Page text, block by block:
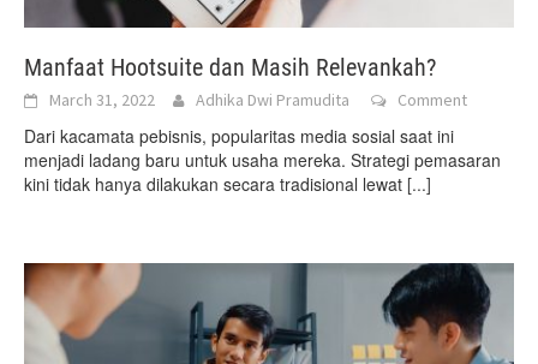
Manfaat Hootsuite dan Masih Relevankah?
March 31, 2022 Adhika Dwi Pramudita Comment
Dari kacamata pebisnis, popularitas media sosial saat ini
menjadi ladang baru untuk usaha mereka. Strategi pemasaran
kini tidak hanya dilakukan secara tradisional lewat [...]